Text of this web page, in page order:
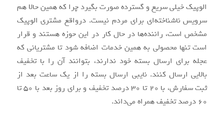
الوپیک خیلی سریع و گسترده صورت بگیرد چرا که همین حالا هم
سرویس ناشناخته‌ای برای مردم نیست. درواقع مشتری الوپیک
مشخص است، راننده‌ها در حال کار در این حوزه هستند و قرار
است تنها محصولی به همین خدمات اضافه شود تا مشتریانی که
عجله برای ارسال بسته خود ندارند، بتوانند آن را با تخفیف
بالایی ارسال کنند. نایبی ارسال بسته را از یک ساعت بعد از
ثبت سفارش، با ۲۰ تا ۳۰ درصد تخفیف و برای روز بعد با ۵۰ تا
۶۰ درصد تخفیف همراه می‌داند.